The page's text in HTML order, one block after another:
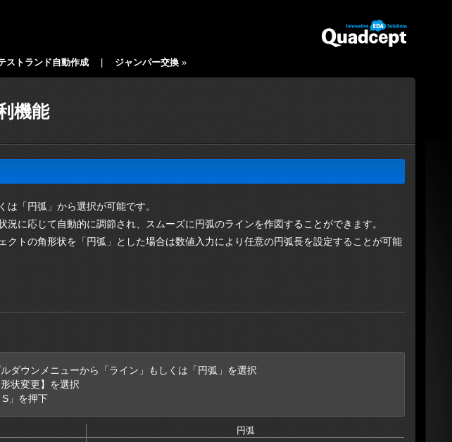
ストランド自動作成 ジャンパー交換 »
機能
「円弧」から選択が可能です。
に応じて自動的に調節され、スムーズに円弧のラインを作図することができます。
クトの角形状を「円弧」とした場合は数値入力により任意の円弧長を設定することが可能
ダウンメニューから「ライン」もしくは「円弧」を選択
状変更】を選択
」を押下
円弧